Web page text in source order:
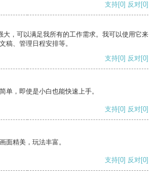
支持[0] 反对[0]
大，可以满足我所有的工作需求。我可以使用它来
稿、管理日程安排等。
支持[0] 反对[0]
单，即使是小白也能快速上手。
支持[0] 反对[0]
面精美，玩法丰富。
支持[0] 反对[0]